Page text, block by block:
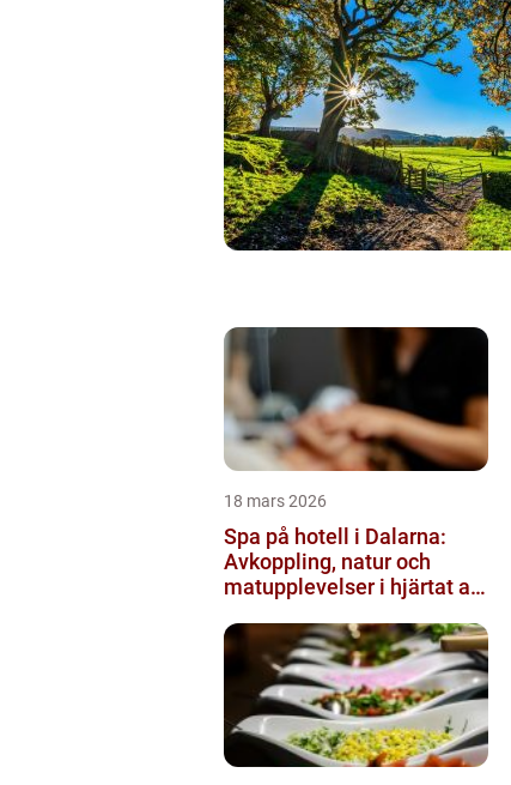
18 mars 2026
Spa på hotell i Dalarna:
Avkoppling, natur och
matupplevelser i hjärtat av